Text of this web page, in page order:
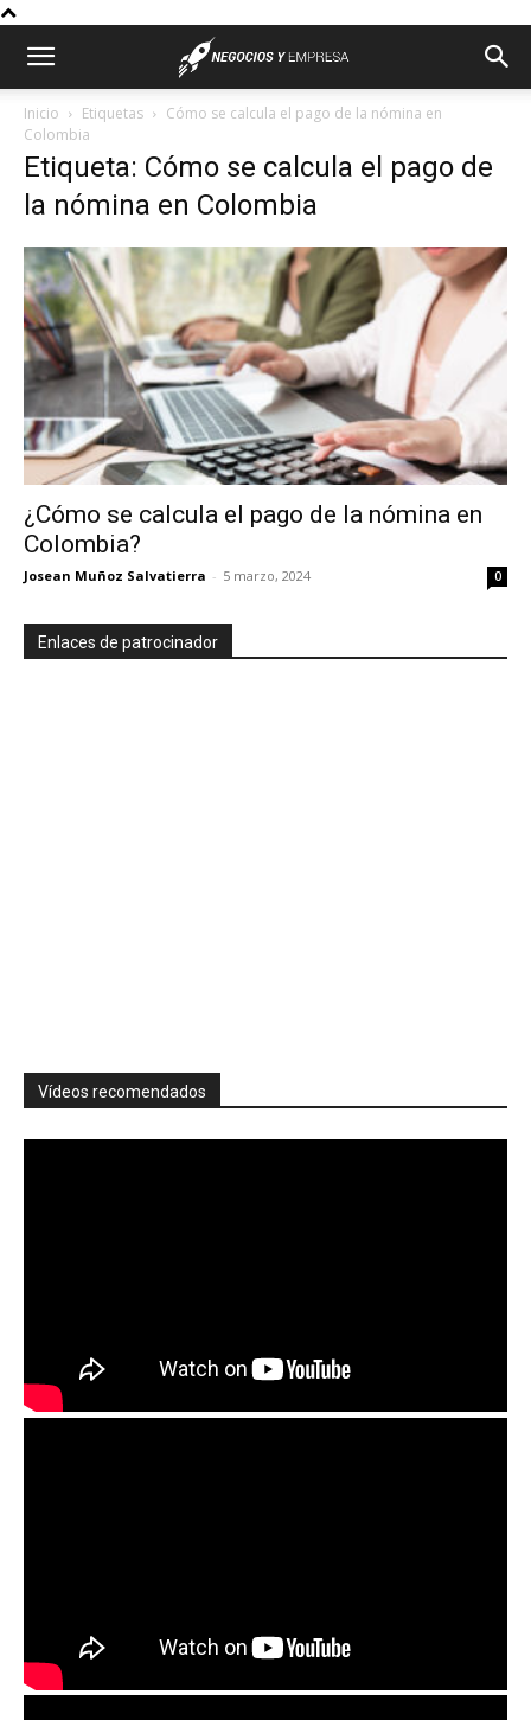
Inicio Etiquetas
Cómo se calcula el pago de la nómina en
Colombia
Etiqueta: Cómo se calcula el pago de
la nómina en Colombia
¿Cómo se calcula el pago de la nómina en
Colombia?
Josean Muñoz Salvatierra - 5 marzo, 2024 0
Enlaces de patrocinador
Vídeos recomendados